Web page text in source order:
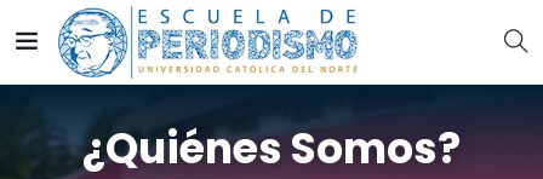
¿Quiénes Somos?